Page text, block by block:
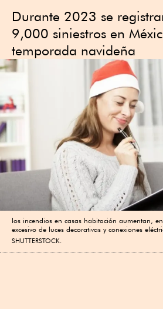
Durante 2023 se
9,000 siniestros en
temporada navideña
los incendios en casas habitación aumentan,
excesivo de luces decorativas y conexiones
SHUTTERSTOCK.